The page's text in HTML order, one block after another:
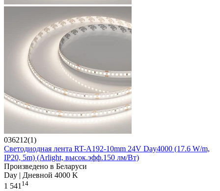
036212(1)
Светодиодная лента RT-A192-10mm 24V Day4000 (17.6 W/m,
IP20, 5m) (Arlight, высок.эфф.150 лм/Вт)
Произведено в Беларуси
Day | Дневной 4000 K
1 54114